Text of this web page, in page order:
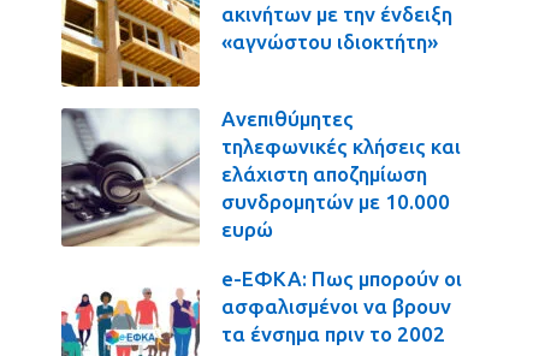
ακινήτων με την ένδειξη
«αγνώστου ιδιοκτήτη»
Ανεπιθύμητες
τηλεφωνικές κλήσεις και
ελάχιστη αποζημίωση
συνδρομητών με 10.000
ευρώ
e-ΕΦΚΑ: Πως μπορούν οι
ασφαλισμένοι να βρουν
τα ένσημα πριν το 2002